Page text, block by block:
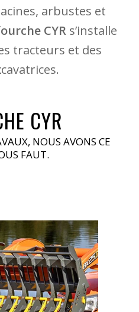
arbustes et
CYR s’installe
tracteurs et des
CYR
NOUS AVONS CE
FAUT.